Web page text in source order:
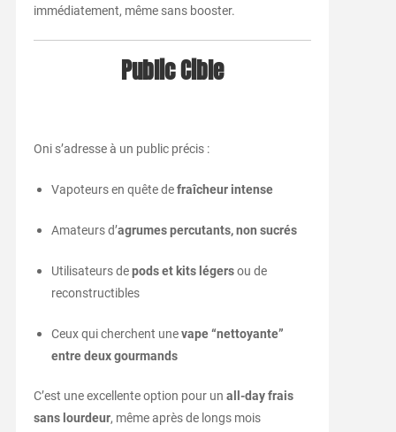
immédiatement, même sans booster.
Public Cible
Oni s’adresse à un public précis :
Vapoteurs en quête defraîcheur intense
Amateurs d’agrumes percutants, non sucrés
Utilisateurs depods et kits légersou de
reconstructibles
Ceux qui cherchent unevape “nettoyante”
entre deux gourmands
C’est une excellente option pour un all-day frais
sans lourdeur, même après de longs mois